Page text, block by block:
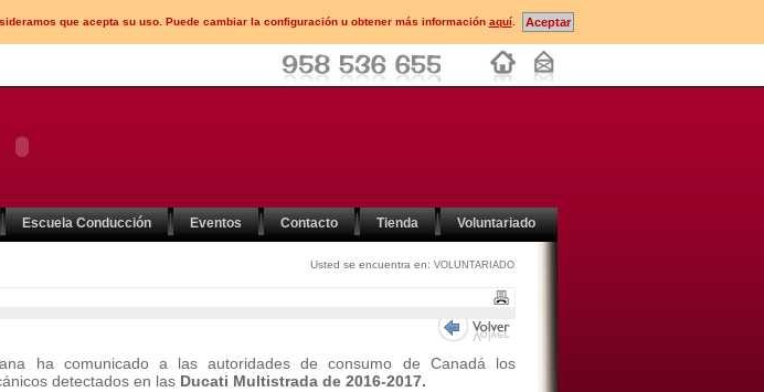
que acepta su uso. Puede cambiar la configuración u obtener más información aquí.
Escuela Conducción Eventos Contacto Tienda Voluntariado
Usted se encuentra en: VOLUNTARIADO
ha comunicado a las autoridades de consumo de Canadá los
detectados en las Ducati Multistrada de 2016-2017.